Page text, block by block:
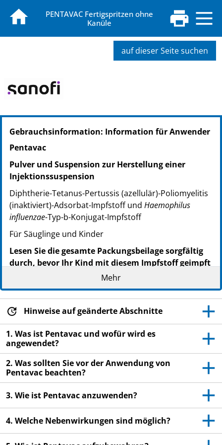
PENTAVAC Fertigspritzen ohne
Kanüle
auf dieser Seite suchen
PZN: 08419218
PPN: 110841921886
NTIN: 04150084192187
Gebrauchsinformation: Information für Anwender
Pentavac
Pulver und Suspension zur Herstellung einer
Injektionssuspension
Diphtherie-Tetanus-Pertussis (azellulär)-Poliomyelitis
(inaktiviert)-Adsorbat-Impfstoff und Haemophilus
influenzae-Typ-b-Konjugat-Impfstoff
Für Säuglinge und Kinder
Lesen Sie die gesamte Packungsbeilage sorgfältig
durch, bevor Ihr Kind mit diesem Impfstoff geimpft
wird, denn sie enthält wichtige Informationen.
Heben Sie die Packungsbeilage auf. Vielleicht
möchten Sie diese später nochmals lesen.
Wenn Sie weitere Fragen haben, wenden Sie sich
bitte an Ihren Arzt oder Apotheker.
Dieser Impfstoff wurde Ihrem Kind persönlich
verschrieben. Geben Sie ihn nicht an Dritte
weiter.
Wenn Sie bzw. Ihr Kind Nebenwirkungen
bemerken, wenden Sie sich bitte an Ihren Arzt
oder Apotheker. Dies gilt auch für
Nebenwirkungen, die nicht in dieser
Packungsbeilage angegeben sind. Siehe Abschnitt
Mehr
Hinweise auf geänderte Abschnitte
1. Was ist Pentavac und wofür wird es
angewendet?
2. Was sollten Sie vor der Anwendung von
Pentavac beachten?
3. Wie ist Pentavac anzuwenden?
4. Welche Nebenwirkungen sind möglich?